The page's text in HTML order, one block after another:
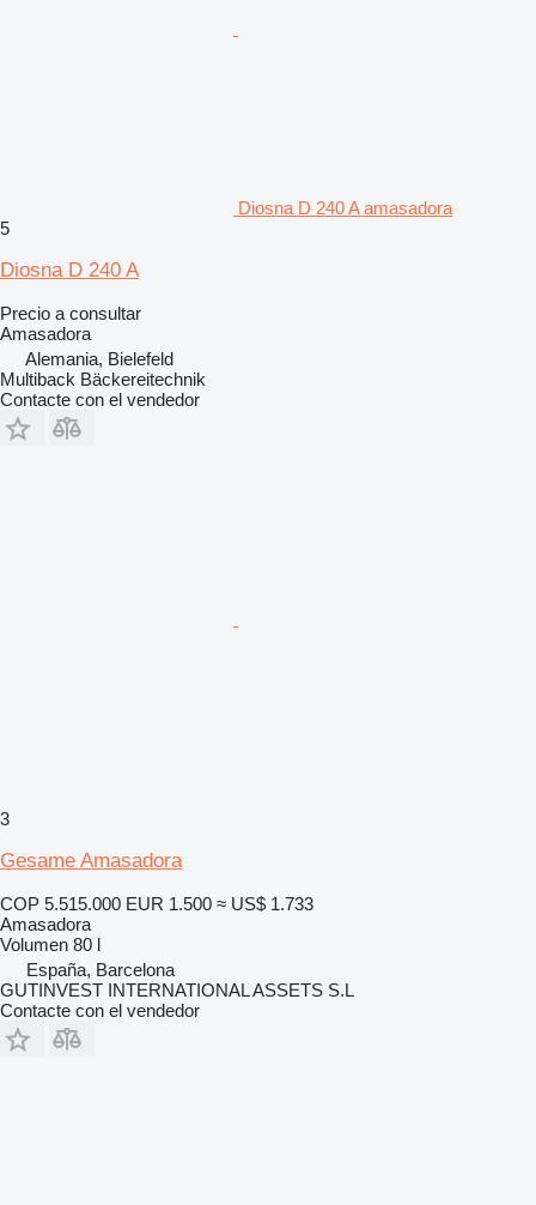
Diosna D 240 A amasadora
5
Diosna D 240 A
Precio a consultar
Amasadora
Alemania, Bielefeld
Multiback Bäckereitechnik
Contacte con el vendedor
3
Gesame Amasadora
COP 5.515.000 EUR 1.500 ≈ US$ 1.733
Amasadora
Volumen 80 l
España, Barcelona
GUTINVEST INTERNATIONAL ASSETS S.L
Contacte con el vendedor